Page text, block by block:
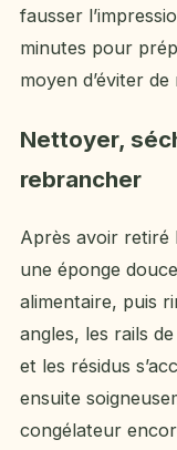
fausser
minutes pour
moyen d’éviter
Nettoyer,
rebrancher
Après avoir retiré
une éponge
alimentaire, puis
angles, les rails
et les résidus
ensuite
congélateur